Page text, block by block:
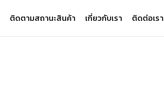
ติดตามสถานะสินค้า เกี่ยวกับเรา ติดต่อเรา